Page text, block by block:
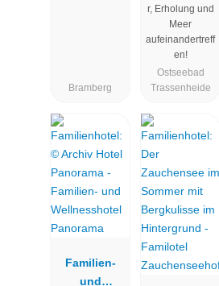
Bramberg
r, Erholung und
Meer
aufeinandertreff
en!
Ostseebad
Trassenheide
Familien-
und